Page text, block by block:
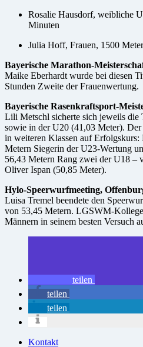
Rosalie Hausdorf, weibliche
Minuten
Julia Hoff, Frauen, 1500
Bayerische Marathon-
Maike Eberhardt wurde bei diesen
Stunden Zweite der Frauenwertung.
Bayerische Rasenkraftsport-
Lili Metschl sicherte sich jeweils
sowie in der U20 (41,03 Meter).
in weiteren Klassen auf
Metern Siegerin der U23-Wertung
56,43 Metern Rang zwei der U18 –
Oliver Ispan (50,85 Meter).
Hylo-Speerwurfmeeting,
Luisa Tremel beendete den
von 53,45 Metern. LGSWM-
Männern in seinem besten Versuch
teilen
teilen
teilen
Kontakt